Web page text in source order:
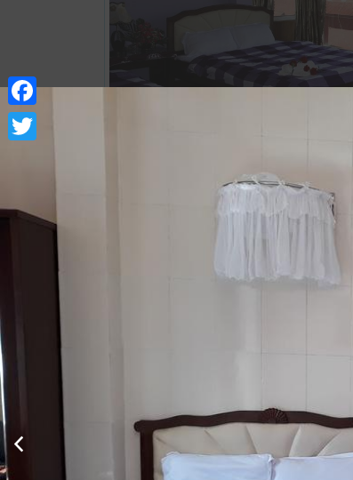
Phòng tiêu chuẩn 2 giường
Facebook